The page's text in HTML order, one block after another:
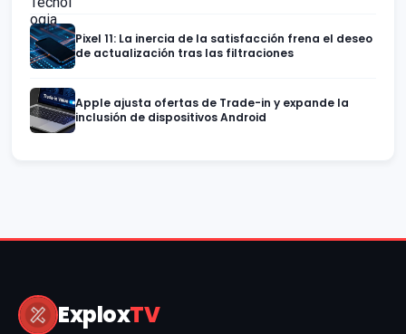
Pixel 11: La inercia de la satisfacción frena el deseo
de actualización tras las filtraciones
Apple ajusta ofertas de Trade-in y expande la
inclusión de dispositivos Android
ExploxTV